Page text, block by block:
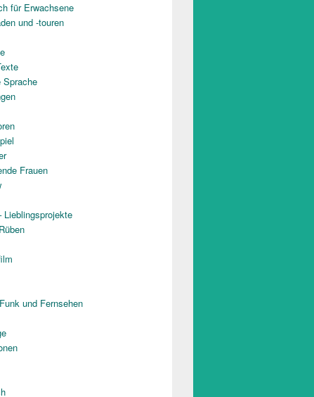
für Erwachsene
und -touren
Sprache
Frauen
Lieblingsprojekte
und Fernsehen